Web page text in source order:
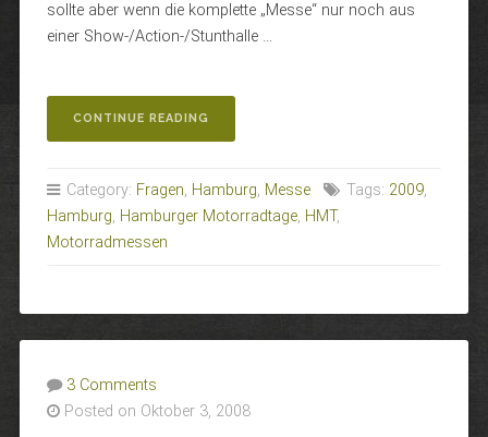
sollte aber wenn die komplette „Messe“ nur noch aus
einer Show-/Action-/Stunthalle …
CONTINUE READING
2009
Category: Fragen, Hamburg, Messe Tags: 2009,
Hamburg, Hamburger Motorradtage, HMT,
Motorradmessen
3 Comments
Posted on Oktober 3, 2008